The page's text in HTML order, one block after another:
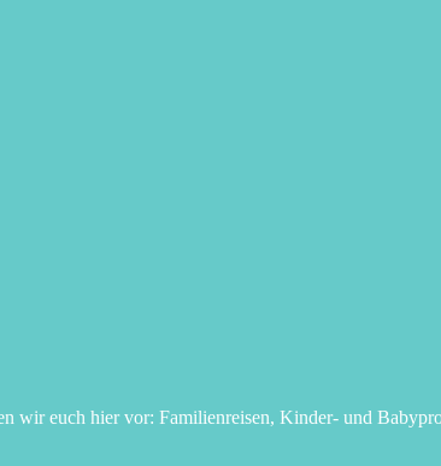
wir euch hier vor: Familienreisen, Kinder- und